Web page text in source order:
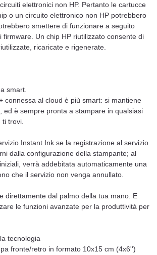
elettronici non HP. Pertanto le cartucce
o un circuito elettronico non HP potrebbero
smettere di funzionare a seguito
firmware. Un chip HP riutilizzato consente di
ricaricate e rigenerate.
smart.
connessa al cloud è più smart: si mantiene
ed è sempre pronta a stampare in qualsiasi
ti trovi.
Instant Ink se la registrazione al servizio
dalla configurazione della stampante; al
verrà addebitata automaticamente una
che il servizio non venga annullato.
direttamente dal palmo della tua mano. E
le funzioni avanzate per la produttività per
tecnologia
fronte/retro in formato 10x15 cm (4x6'')